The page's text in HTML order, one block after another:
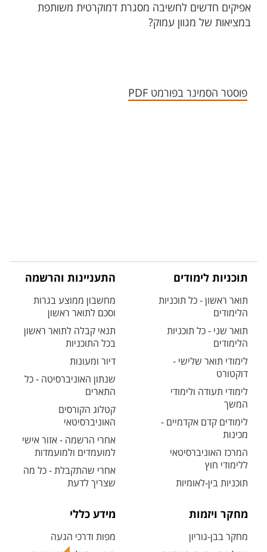
אפיקים חדשים לחשיבה מסגרת דמוקרטית משותפת
במציאות של מגוון עמוק?
פוסטר הסמינר בפורמט PDF
תוכניות לימודים
תואר ראשון - כל תוכניות
הלימודים
תואר שני - כל תוכניות
הלימודים
לימודי תואר שלישי -
דוקטורט
לימודי תעודה ולימודי
המשך
לימודים קדם אקדמיים -
מכינות
המרכז האוניברסיטאי
ללימודי חוץ
תוכניות בין-לאומיות
התעניינות והרשמה
מחשבון ממוצע בגרות
וסכם לתואר ראשון
תנאי קבלה לתואר ראשון
בכל התוכניות
דיור ומעונות
שנתון האוניברסיטה - כל
התארים
קטלוג הקורסים
האוניברסיטאי
אחרי הרשמה - אזור אישי
למועמדים ולמועמדות
אחרי שהתקבלת - כל מה
שצריך לדעת
מחקר ויזמות
מחקר בבן-גוריון
מידע כללי
מפות ודרכי הגעה